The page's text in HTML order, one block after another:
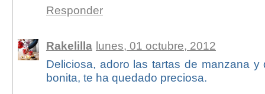
Responder
Rakelilla lunes, 01 octubre, 2012
Deliciosa, adoro las tartas de manzana y
bonita, te ha quedado preciosa.